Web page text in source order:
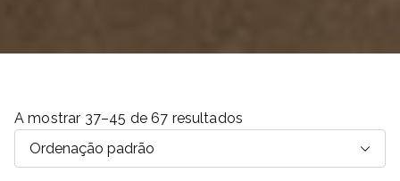
A mostrar 37–45 de 67 resultados